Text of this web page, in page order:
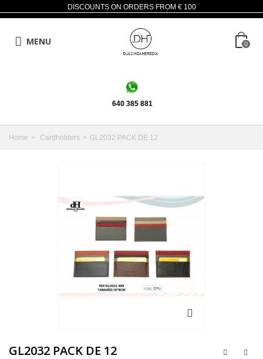
DISCOUNTS ON ORDERS FROM € 100
MENU 0
640 385 881
Home > Cardholders > GL2032 PACK DE 12
GL2032 PACK DE 12